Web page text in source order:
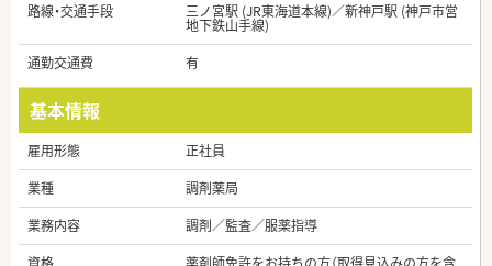
路線・交通手段 三ノ宮駅 (JR東海道本線)／新神戸駅 (神戸市営
地下鉄山手線)
通勤交通費
有
基本情報
雇用形態
正社員
業種
調剤薬局
業務内容
調剤／監査／服薬指導